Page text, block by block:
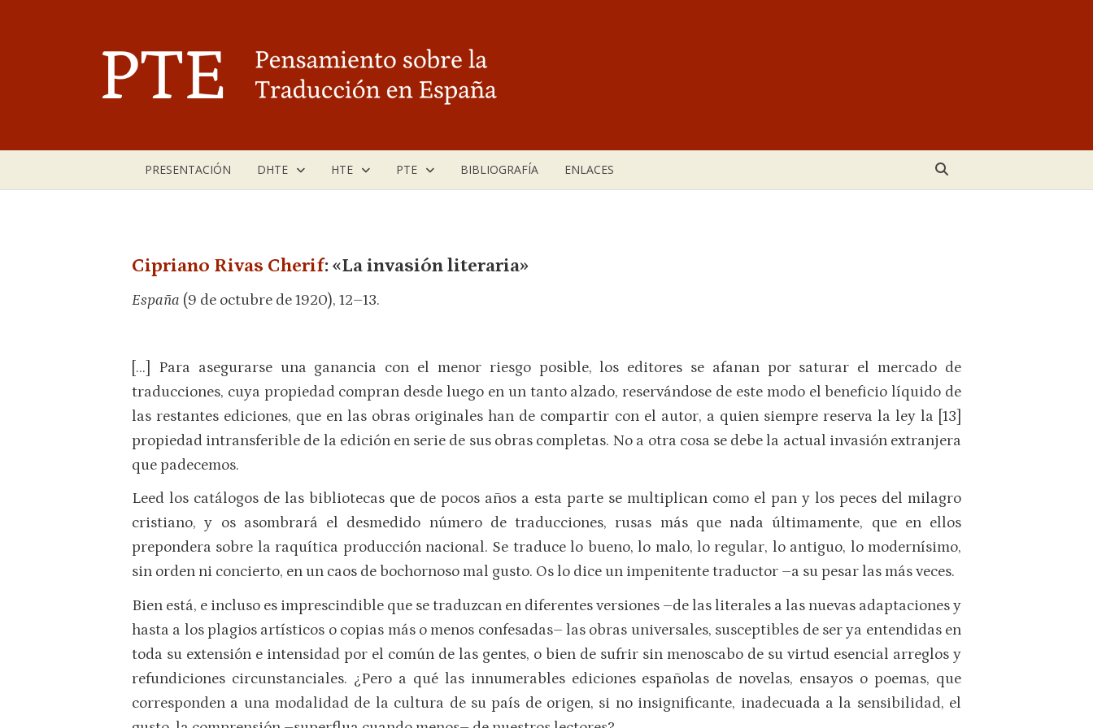
PRESENTACIÓN DHTE HTE PTE BIBLIOGRAFÍA ENLACES
Cipriano Rivas Cherif: «La invasión literaria»
España (9 de octubre de 1920), 12–13.
[…] Para asegurarse una ganancia con el menor riesgo posible, los editores se afanan por saturar el mercado de
traducciones, cuya propiedad compran desde luego en un tanto alzado, reservándose de este modo el beneficio líquido de
las restantes ediciones, que en las obras originales han de compartir con el autor, a quien siempre reserva la ley la [13]
propiedad intransferible de la edición en serie de sus obras completas. No a otra cosa se debe la actual invasión extranjera
que padecemos.
Leed los catálogos de las bibliotecas que de pocos años a esta parte se multiplican como el pan y los peces del milagro
cristiano, y os asombrará el desmedido número de traducciones, rusas más que nada últimamente, que en ellos
prepondera sobre la raquítica producción nacional. Se traduce lo bueno, lo malo, lo regular, lo antiguo, lo modernísimo,
sin orden ni concierto, en un caos de bochornoso mal gusto. Os lo dice un impenitente traductor –a su pesar las más veces.
Bien está, e incluso es imprescindible que se traduzcan en diferentes versiones –de las literales a las nuevas adaptaciones y
hasta a los plagios artísticos o copias más o menos confesadas– las obras universales, susceptibles de ser ya entendidas en
toda su extensión e intensidad por el común de las gentes, o bien de sufrir sin menoscabo de su virtud esencial arreglos y
refundiciones circunstanciales. ¿Pero a qué las innumerables ediciones españolas de novelas, ensayos o poemas, que
corresponden a una modalidad de la cultura de su país de origen, si no insignificante, inadecuada a la sensibilidad, el